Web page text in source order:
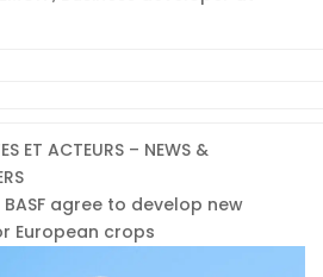
ET ACTEURS – NEWS &
BASF agree to develop new
European crops